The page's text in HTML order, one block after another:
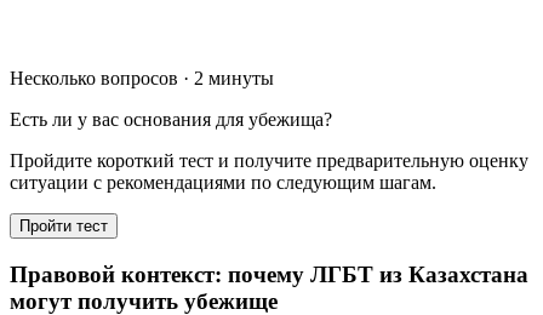
Несколько вопросов · 2 минуты
Есть ли у вас основания для убежища?
Пройдите короткий тест и получите предварительную оценку
ситуации с рекомендациями по следующим шагам.
Пройти тест
Правовой контекст: почему ЛГБТ из Казахстана
могут получить убежище